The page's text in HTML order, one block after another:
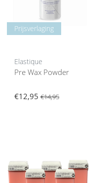
Prijsverlaging
Elastique
Pre Wax Powder
€12,95 €14,95